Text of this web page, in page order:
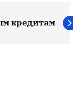
кредитам